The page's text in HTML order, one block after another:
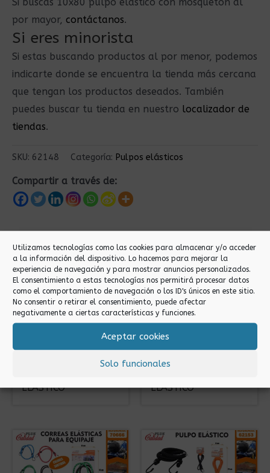
Utilizamos tecnologías como las cookies para almacenar y/o acceder
a la información del dispositivo. Lo hacemos para mejorar la
experiencia de navegación y para mostrar anuncios personalizados.
El consentimiento a estas tecnologías nos permitirá procesar datos
como el comportamiento de navegación o los ID's únicos en este sitio.
No consentir o retirar el consentimiento, puede afectar
negativamente a ciertas características y funciones.
Aceptar cookies
Solo funcionales
por mayor, contáctanos.
Si eres minorista
Si estas buscando productos al por menor, podemos
indicarte donde se encuentra la tienda más cercana
que tengan los productos deseados. También
puedes buscar tu tienda en nuestro localizador de
tiendas.
SKU: 62148 Categoría: Pulpos elásticos
Compartir a través de:
Productos relacionados
ELASTICO
Pulpos elásticos
ELASTICO